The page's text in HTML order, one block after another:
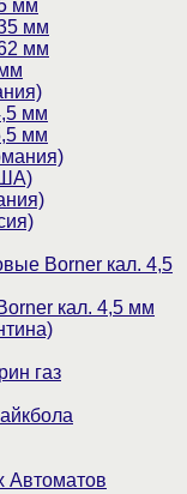
мм
мм
мм
мм
мм
Borner кал. 4,5
кал. 4,5 мм
газ
Автоматов